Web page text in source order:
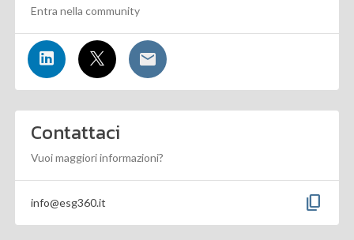
Entra nella community
Contattaci
Vuoi maggiori informazioni?
info@esg360.it content_copy